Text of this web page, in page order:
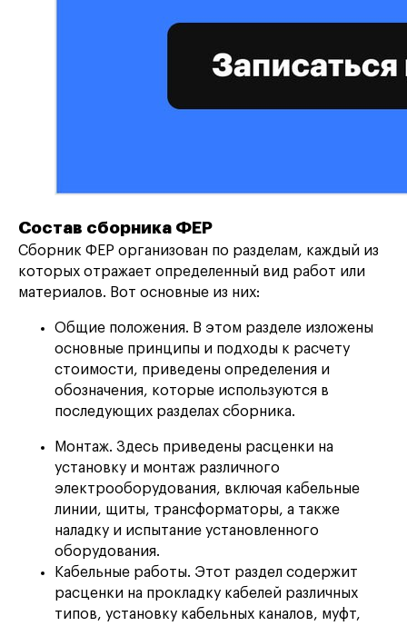
Состав сборника ФЕР
Сборник ФЕР организован по разделам, каждый из
которых отражает определенный вид работ или
материалов. Вот основные из них:
Общие положения. В этом разделе изложены
основные принципы и подходы к расчету
стоимости, приведены определения и
обозначения, которые используются в
последующих разделах сборника.
Монтаж. Здесь приведены расценки на
установку и монтаж различного
электрооборудования, включая кабельные
линии, щиты, трансформаторы, а также
наладку и испытание установленного
оборудования.
Кабельные работы. Этот раздел содержит
расценки на прокладку кабелей различных
типов, установку кабельных каналов, муфт,